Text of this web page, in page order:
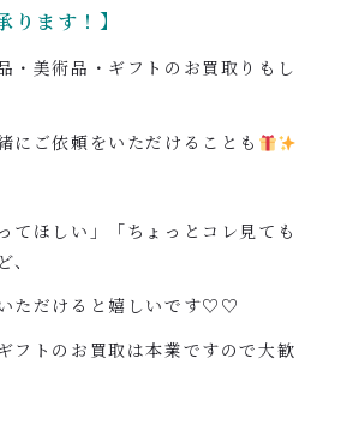
ります！】
・美術品・ギフトのお買取りもし
にご依頼をいただけることも
てほしい」「ちょっとコレ見ても
、
ただけると嬉しいです♡♡
フトのお買取は本業ですので大歓